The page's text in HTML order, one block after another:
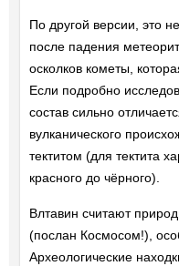
По другой версии, это
после падения
осколков кометы,
Если подробно
состав сильно
вулканического
тектитом (для тектита
красного до чёрного).
Влтавин считают
(послан Космосом!),
Археологические